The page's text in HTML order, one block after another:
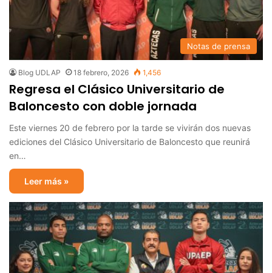
Notas de prensa
Blog UDLAP 18 febrero, 2026 1,456
Regresa el Clásico Universitario de
Baloncesto con doble jornada
Este viernes 20 de febrero por la tarde se vivirán dos nuevas
ediciones del Clásico Universitario de Baloncesto que reunirá
en…
Leer más »